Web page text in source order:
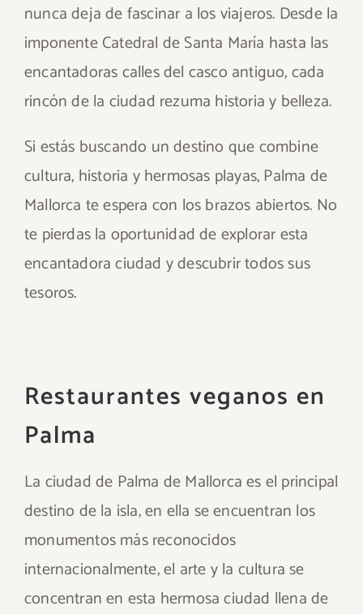
nunca deja de fascinar a los viajeros. Desde la
imponente Catedral de Santa María hasta las
encantadoras calles del casco antiguo, cada
rincón de la ciudad rezuma historia y belleza.
Si estás buscando un destino que combine
cultura, historia y hermosas playas, Palma de
Mallorca te espera con los brazos abiertos. No
te pierdas la oportunidad de explorar esta
encantadora ciudad y descubrir todos sus
tesoros.
Restaurantes veganos en
Palma
La ciudad de Palma de Mallorca es el principal
destino de la isla, en ella se encuentran los
monumentos más reconocidos
internacionalmente, el arte y la cultura se
concentran en esta hermosa ciudad llena de